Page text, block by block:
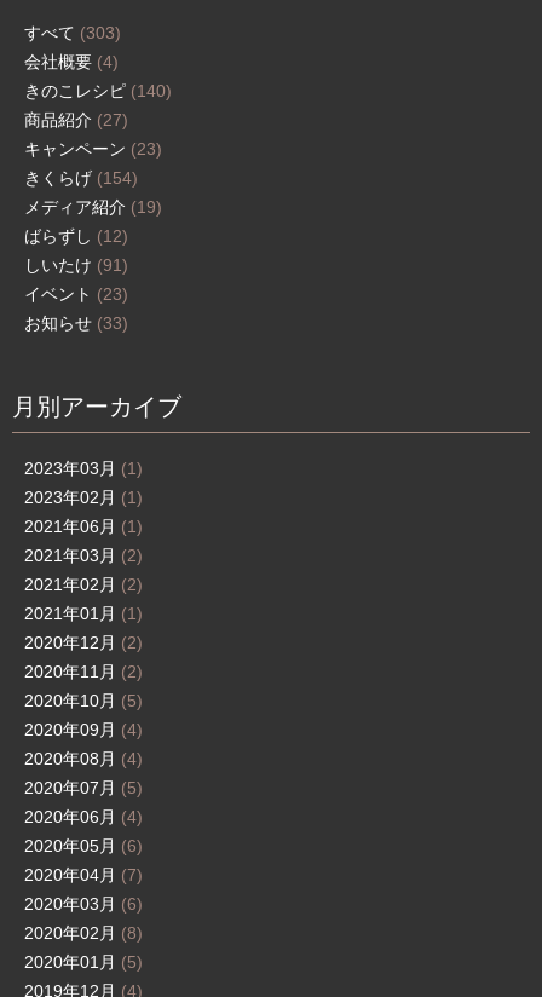
すべて (303)
会社概要 (4)
きのこレシピ (140)
商品紹介 (27)
キャンペーン (23)
きくらげ (154)
メディア紹介 (19)
ばらずし (12)
しいたけ (91)
イベント (23)
お知らせ (33)
月別アーカイブ
2023年03月 (1)
2023年02月 (1)
2021年06月 (1)
2021年03月 (2)
2021年02月 (2)
2021年01月 (1)
2020年12月 (2)
2020年11月 (2)
2020年10月 (5)
2020年09月 (4)
2020年08月 (4)
2020年07月 (5)
2020年06月 (4)
2020年05月 (6)
2020年04月 (7)
2020年03月 (6)
2020年02月 (8)
2020年01月 (5)
2019年12月 (4)